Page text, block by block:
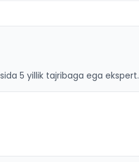
5 yillik tajribaga ega ekspert.